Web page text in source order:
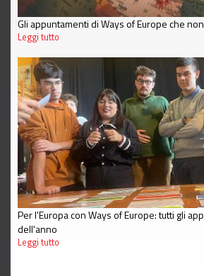
Gli appuntamenti di Ways of Europe che
Leggi tutto
Per l'Europa con Ways of Europe: tutti gli
dell'anno
Leggi tutto